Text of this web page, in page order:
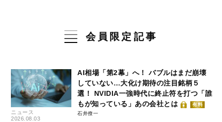
会員限定記事
ニュース
2026.08.03
AI相場「第2幕」へ！ バブルはまだ崩壊
していない…大化け期待の注目銘柄５
選！ NVIDIA一強時代に終止符を打つ「誰
もが知っている」あの会社とは
有料
石井僚一